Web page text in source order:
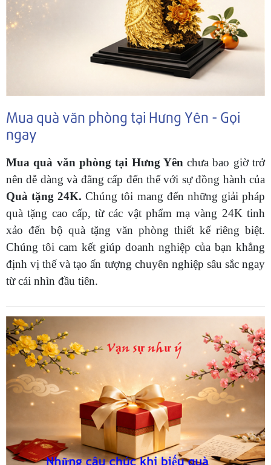
Mua quà văn phòng tại Hưng Yên - Gọi
ngay
Mua quà văn phòng tại Hưng Yênchưa bao giờ trở
nên dễ dàng và đẳng cấp đến thế với sự đồng hành của
Quà tặng 24K.Chúng tôi mang đến những giải pháp
quà tặng cao cấp, từ các vật phẩm mạ vàng 24K tinh
xảo đến bộ quà tặng văn phòng thiết kế riêng biệt.
Chúng tôi cam kết giúp doanh nghiệp của bạn khẳng
định vị thế và tạo ấn tượng chuyên nghiệp sâu sắc ngay
từ cái nhìn đầu tiên.